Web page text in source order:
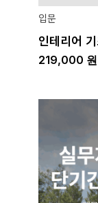
입문
인테리어
219,000 원